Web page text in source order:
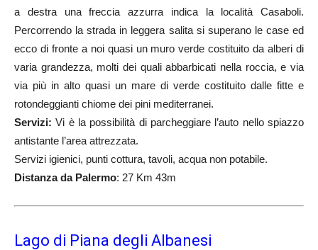
a destra una freccia azzurra indica la località Casaboli.
Percorrendo la strada in leggera salita si superano le case ed
ecco di fronte a noi quasi un muro verde costituito da alberi di
varia grandezza, molti dei quali abbarbicati nella roccia, e via
via più in alto quasi un mare di verde costituito dalle fitte e
rotondeggianti chiome dei pini mediterranei.
Servizi: Vi è la possibilità di parcheggiare l’auto nello spiazzo
antistante l’area attrezzata.
Servizi igienici, punti cottura, tavoli, acqua non potabile.
Distanza da Palermo: 27 Km 43m
Lago di Piana degli Albanesi